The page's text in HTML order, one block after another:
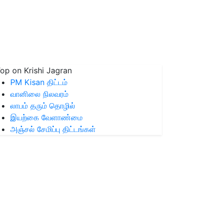
on Krishi Jagran
PM Kisan திட்டம்
வானிலை நிலவரம்
லாபம் தரும் தொழில்
இயற்கை வேளாண்மை
அஞ்சல் சேமிப்பு திட்டங்கள்